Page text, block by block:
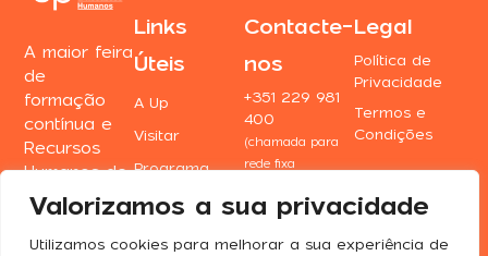
Valorizamos a sua privacidade
Utilizamos cookies para melhorar a sua experiência de
A maior feira
de
formação
contínua e
Recursos
Humanos de
Portugal
chega à
Exponor.
Links
Úteis
A Up
Visitar
Programa
Expositores
Contacte-
nos
+351 229 981
400
(chamada para
rede fixa
upformacao@exponor.pt
Legal
Política de
Privacidade
Termos e
Condições